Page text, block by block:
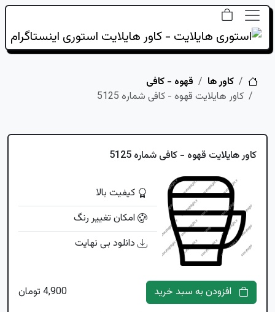
خانهکاور ها
قهوه - کافی
کاور هایلایت قهوه - کافی شماره 5125
کاور هایلایت قهوه - کافی شماره 5125
کیفیت بالا
امکان تغییر رنگ
دانلود بی نهایت
4,900 تومان